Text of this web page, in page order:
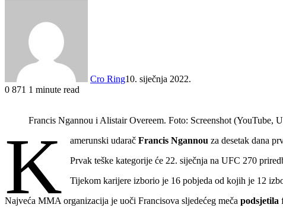
Cro Ring10. siječnja 2022.
0 871 1 minute read
Francis Ngannou i Alistair Overeem. Foto: Screenshot (YouTube,
K amerunski udaračFrancis Ngannou za desetak dana
Prvak teške kategorije će 22. siječnja na UFC 270
Tijekom karijere izborio je 16 pobjeda od kojih je 12
Najveća MMA organizacija je uoči Francisova sljedećeg meča podsjetila